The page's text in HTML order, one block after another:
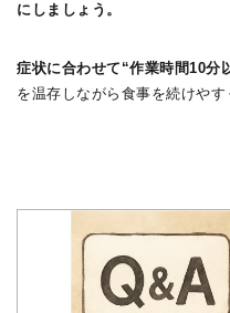
にしましょう。
症状に合わせて“作業時間10分
を温存しながら食事を続けやす